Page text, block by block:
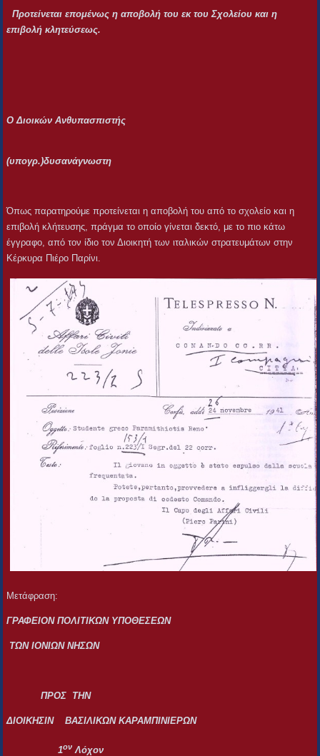
Προτείνεται επομένως η αποβολή του εκ του Σχολείου και η
επιβολή κλητεύσεως.
Ο Διοικών Ανθυπασπιστής
(υπογρ.)δυσανάγνωστη
Όπως παρατηρούμε προτείνεται η αποβολή του από το σχολείο και η
επιβολή κλήτευσης, πράγμα το οποίο γίνεται δεκτό, με το πιο κάτω
έγγραφο, από τον ίδιο τον Διοικητή των ιταλικών στρατευμάτων στην
Κέρκυρα Πιέρο Παρίνι.
Μετάφραση:
ΓΡΑΦΕΙΟΝ ΠΟΛΙΤΙΚΩΝ ΥΠΟΘΕΣΕΩΝ
ΤΩΝ ΙΟΝΙΩΝ ΝΗΣΩΝ
ΠΡΟΣ ΤΗΝ
ΔΙΟΙΚΗΣΙΝ ΒΑΣΙΛΙΚΩΝ ΚΑΡΑΜΠΙΝΙΕΡΩΝ
1ον Λόχον